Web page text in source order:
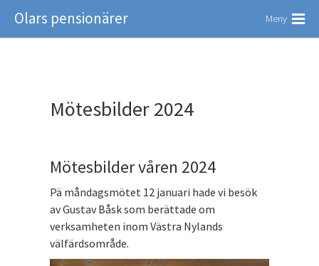
Olars pensionärer Meny
Mötesbilder 2024
Mötesbilder våren 2024
Pä måndagsmötet 12 januari hade vi besök
av Gustav Båsk som berättade om
verksamheten inom Västra Nylands
välfärdsområde.